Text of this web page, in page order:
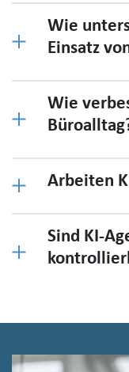
Wie
Einsatz
Wie
Arbeiten
Sind KI-